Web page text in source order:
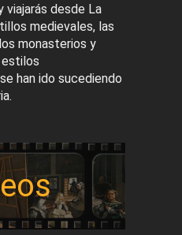
viajarás desde La
medievales, las
monasterios y
han ido sucediendo